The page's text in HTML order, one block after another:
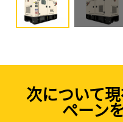
次について
ペーン